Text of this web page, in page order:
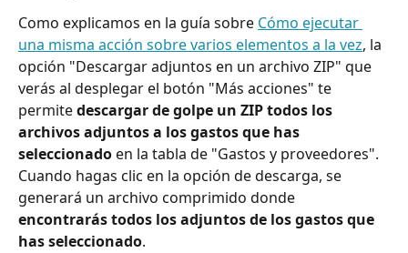
Como explicamos en la guía sobre Cómo ejecutar
una misma acción sobre varios elementos a la vez, la
opción "Descargar adjuntos en un archivo ZIP" que
verás al desplegar el botón "Más acciones" te
permite descargar de golpe un ZIP todos los
archivos adjuntos a los gastos que has
seleccionado en la tabla de "Gastos y proveedores".
Cuando hagas clic en la opción de descarga, se
generará un archivo comprimido donde
encontrarás todos los adjuntos de los gastos que
has seleccionado.